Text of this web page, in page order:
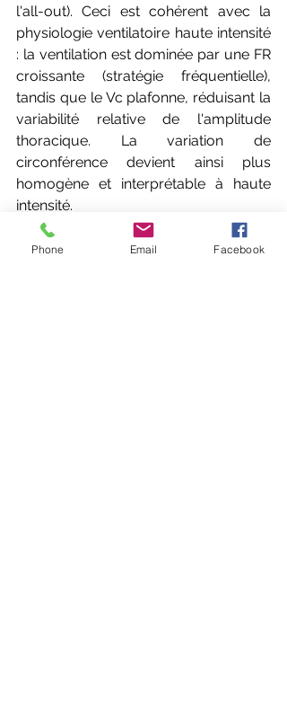
l'all-out). Ceci est cohérent avec la
physiologie ventilatoire haute intensité
: la ventilation est dominée par une FR
croissante (stratégie fréquentielle),
tandis que le Vc plafonne, réduisant la
variabilité relative de l'amplitude
thoracique. La variation de
circonférence devient ainsi plus
homogène et interprétable à haute
intensité.
Phone Email Facebook